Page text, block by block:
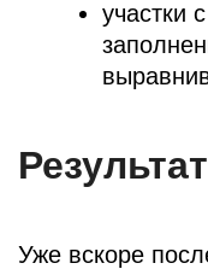
участки
Уже вскоре